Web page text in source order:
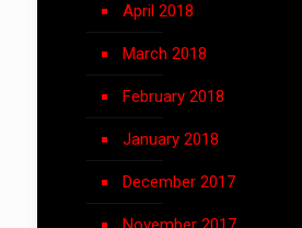
April 2018
March 2018
February 2018
January 2018
December 2017